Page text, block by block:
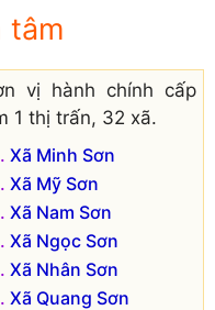
tâm
vị hành chính cấp
1 thị trấn, 32 xã.
Xã Minh Sơn
Xã Mỹ Sơn
Xã Nam Sơn
Xã Ngọc Sơn
Xã Nhân Sơn
Xã Quang Sơn